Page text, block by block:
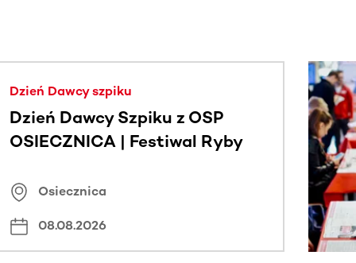
Dzień Dawcy szpiku
Dzień Dawcy Szpiku z OSP
OSIECZNICA | Festiwal Ryby
Osiecznica
08.08.2026